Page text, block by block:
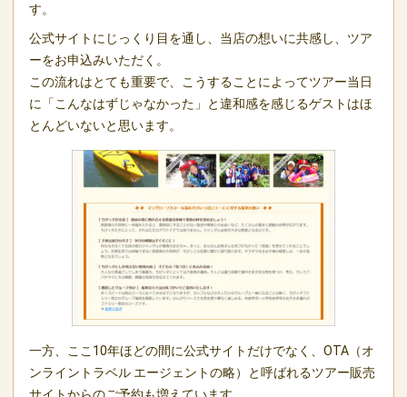
す。
公式サイトにじっくり目を通し、当店の想いに共感し、ツア
ーをお申込みいただく。
この流れはとても重要で、こうすることによってツアー当日
に「こんなはずじゃなかった」と違和感を感じるゲストはほ
とんどいないと思います。
一方、ここ10年ほどの間に公式サイトだけでなく、OTA（オ
ンライントラベル エージェントの略）と呼ばれるツアー販売